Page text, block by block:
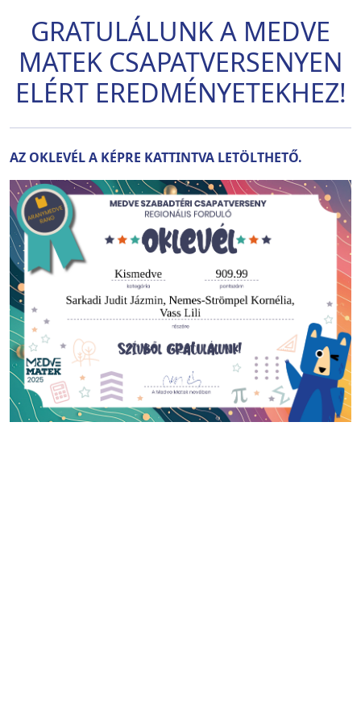
GRATULÁLUNK A MEDVE
MATEK CSAPATVERSENYEN
ELÉRT EREDMÉNYETEKHEZ!
AZ OKLEVÉL A KÉPRE KATTINTVA LETÖLTHETŐ.